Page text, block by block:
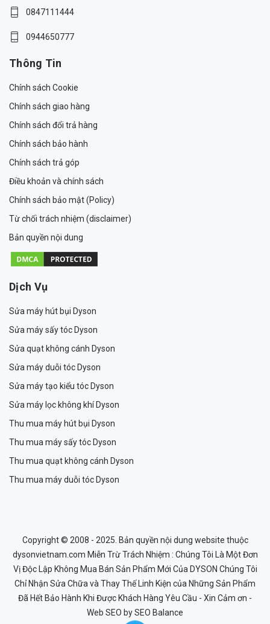
0847111444
0944650777
Thông Tin
Chính sách Cookie
Chính sách giao hàng
Chính sách đổi trả hàng
Chính sách bảo hành
Chính sách trả góp
Điều khoản và chính sách
Chính sách bảo mật (Policy)
Từ chối trách nhiệm (disclaimer)
Bản quyền nội dung
Dịch Vụ
Sửa máy hút bụi Dyson
Sửa máy sấy tóc Dyson
Sửa quạt không cánh Dyson
Sửa máy duỗi tóc Dyson
Sửa máy tạo kiểu tóc Dyson
Sửa máy lọc không khí Dyson
Thu mua máy hút bụi Dyson
Thu mua máy sấy tóc Dyson
Thu mua quạt không cánh Dyson
Thu mua máy duỗi tóc Dyson
Copyright © 2008 - 2025. Bản quyền nội dung website thuộc
dysonvietnam.com Miễn Trừ Trách Nhiệm : Chúng Tôi Là Một Đơn
Vị Độc Lập Không Mua Bán Sản Phẩm Mới Của DYSON Chúng Tôi
Chỉ Nhận Sửa Chữa và Thay Thế Linh Kiện của Những Sản Phẩm
Đã Hết Bảo Hành Khi Được Khách Hàng Yêu Cầu - Xin Cảm ơn -
Web SEO by SEO Balance